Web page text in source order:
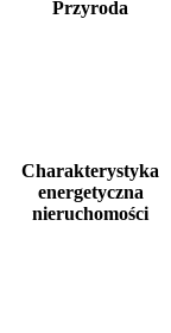
Przyroda
Charakterystyka
energetyczna
nieruchomości